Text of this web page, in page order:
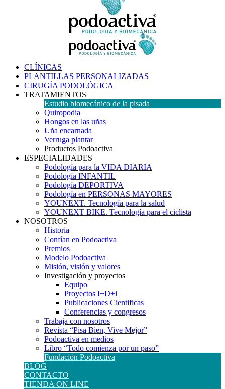
CLÍNICAS
PLANTILLAS PERSONALIZADAS
CIRUGÍA PODOLÓGICA
TRATAMIENTOS
Estudio biomecánico de la pisada
Quiropodia
Hongos en las uñas
Uña encarnada
Verruga plantar
Productos Podoactiva
ESPECIALIDADES
Podología para la VIDA DIARIA
Podología INFANTIL
Podología DEPORTIVA
Podología en PERSONAS MAYORES
YOUNEXT. Tecnología para la salud
YOUNEXT BIKE. Tecnología para el ciclista
NOSOTROS
Historia
Confían en Podoactiva
Premios
Modelo Podoactiva
Misión, visión y valores
Investigación y proyectos
Equipo
Proyectos I+D+i
Publicaciones Cientificas
Conferencias y congresos
Trabaja con nosotros
Revista “Pisa Bien, Vive Mejor”
Podoactiva en medios
Libro “Todo comienza por un paso”
Fundación Podoactiva
BLOG
CONTACTO
TIENDA ON LINE